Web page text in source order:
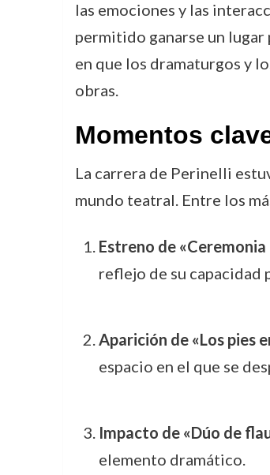
las emociones y las
permitido ganarse un
en que los dramaturgos y
obras.
Momentos
La carrera de Perinelli
mundo teatral. Entre los
Estreno de
reflejo de su capacidad
Aparición de «Los pies
espacio en el que se
Impacto de «Dúo de
elemento dramático.